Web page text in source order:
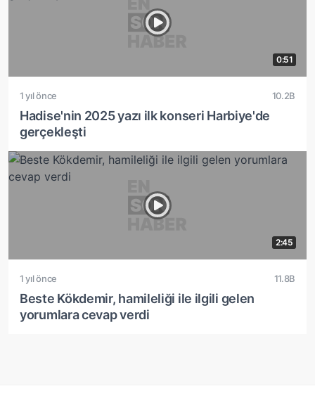
0:51
1 yıl önce 10.2B
Hadise'nin 2025 yazı ilk konseri Harbiye'de
gerçekleşti
2:45
1 yıl önce 11.8B
Beste Kökdemir, hamileliği ile ilgili gelen
yorumlara cevap verdi